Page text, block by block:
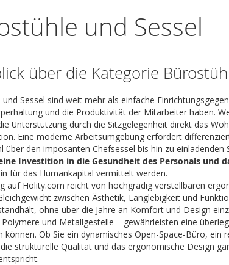
und Sessel
über die Kategorie
Sessel sind weit mehr als einfache
und die Produktivität der Mitarbeiter haben.
Unterstützung durch die Sitzgelegenheit direkt das
Eine moderne Arbeitsumgebung erfordert
über den imposanten Chefsessel bis hin zu
Investition in die Gesundheit des Personals und
für das Humankapital vermittelt werden.
auf Holity.com reicht von hochgradig verstellbaren
zwischen Ästhetik, Langlebigkeit und
ohne über die Jahre an Komfort und Design
und Metallgestelle – gewährleisten eine
können. Ob Sie ein dynamisches Open-Space-Büro,
strukturelle Qualität und das ergonomische Design